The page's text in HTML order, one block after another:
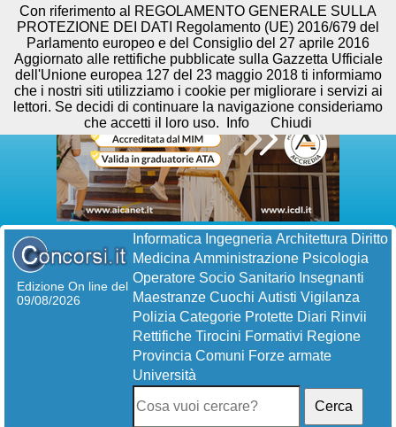
Edizione On line del
09/08/2026
Informatica Ingegneria Architettura Diritto
Medicina Amministrazione Psicologia
Operatore Socio Sanitario Insegnanti
Maestranze Cuochi Autisti Vigilanza
Polizia Categorie Protette Diari Rinvii
Rettifiche Tirocini Formativi Regione
Provincia Comuni Forze armate
Università
Cerca
Con riferimento al REGOLAMENTO GENERALE SULLA
PROTEZIONE DEI DATI Regolamento (UE) 2016/679 del
Parlamento europeo e del Consiglio del 27 aprile 2016
Aggiornato alle rettifiche pubblicate sulla Gazzetta Ufficiale
dell'Unione europea 127 del 23 maggio 2018 ti informiamo
che i nostri siti utilizziamo i cookie per migliorare i servizi ai
lettori. Se decidi di continuare la navigazione consideriamo
che accetti il loro uso.
Info Chiudi